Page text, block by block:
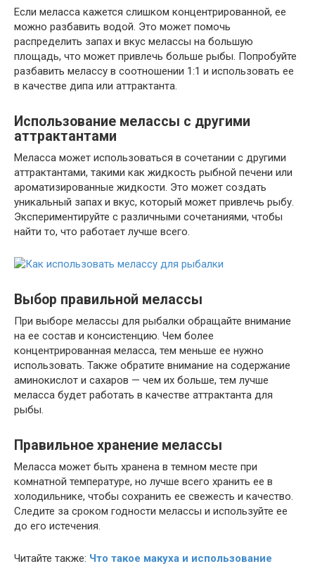
Если меласса кажется слишком концентрированной, ее
можно разбавить водой. Это может помочь
распределить запах и вкус мелассы на большую
площадь, что может привлечь больше рыбы. Попробуйте
разбавить мелассу в соотношении 1:1 и использовать ее
в качестве дипа или аттрактанта.
Использование мелассы с другими
аттрактантами
Меласса может использоваться в сочетании с другими
аттрактантами, такими как жидкость рыбной печени или
ароматизированные жидкости. Это может создать
уникальный запах и вкус, который может привлечь рыбу.
Экспериментируйте с различными сочетаниями, чтобы
найти то, что работает лучше всего.
Выбор правильной мелассы
При выборе мелассы для рыбалки обращайте внимание
на ее состав и консистенцию. Чем более
концентрированная меласса, тем меньше ее нужно
использовать. Также обратите внимание на содержание
аминокислот и сахаров — чем их больше, тем лучше
меласса будет работать в качестве аттрактанта для
рыбы.
Правильное хранение мелассы
Меласса может быть хранена в темном месте при
комнатной температуре, но лучше всего хранить ее в
холодильнике, чтобы сохранить ее свежесть и качество.
Следите за сроком годности мелассы и используйте ее
до его истечения.
Читайте также: Что такое макуха и использование